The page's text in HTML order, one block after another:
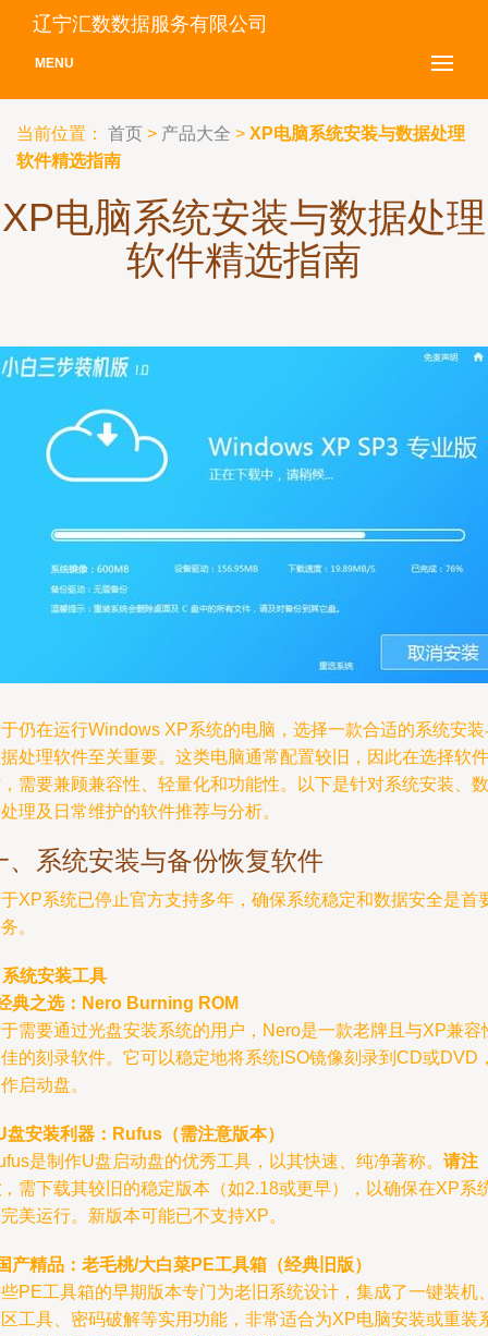
辽宁汇数数据服务有限公司
MENU
当前位置： 首页 > 产品大全 > XP电脑系统安装与数据处理
软件精选指南
XP电脑系统安装与数据处理
软件精选指南
仍在运行Windows XP系统的电脑，选择一款合适的系统安装
处理软件至关重要。这类电脑通常配置较旧，因此在选择软件
需要兼顾兼容性、轻量化和功能性。以下是针对系统安装、数
理及日常维护的软件推荐与分析。
、系统安装与备份恢复软件
XP系统已停止官方支持多年，确保系统稳定和数据安全是首
。
系统安装工具
典之选：Nero Burning ROM
需要通过光盘安装系统的用户，Nero是一款老牌且与XP兼容
的刻录软件。它可以稳定地将系统ISO镜像刻录到CD或DVD
启动盘。
盘安装利器：Rufus（需注意版本）
是制作U盘启动盘的优秀工具，以其快速、纯净著称。 请注
，需下载其较旧的稳定版本（如2.18或更早），以确保在XP系
美运行。新版本可能已不支持XP。
产精品：老毛桃/大白菜PE工具箱（经典旧版）
PE工具箱的早期版本专门为老旧系统设计，集成了一键装机
工具、密码破解等实用功能，非常适合为XP电脑安装或重装